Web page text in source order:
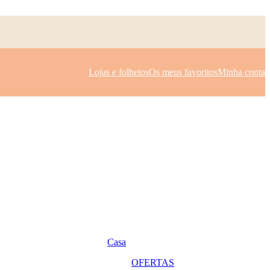
Lojas e folhetosOs meus favoritosMinha conta
Casa
OFERTAS